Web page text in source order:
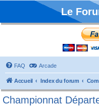
Le
FAQ Arcade
Accueil Index du forum
Championnat